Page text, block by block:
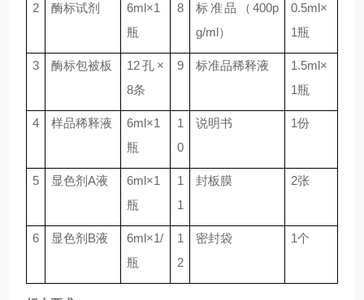
2 酶标试剂 6ml×1
瓶
8 标准品（ 400p
g/ml）
0.5ml×
1瓶
3 酶标包被板 12孔×
8条
9 标准品稀释液 1.5ml×
1瓶
4 样品稀释液 6ml×1
瓶
1
0
说明书 1份
5 显色剂A液 6ml×1
瓶
1
1
封板膜 2张
6 显色剂 B液 6ml×1/
瓶
1
2
密封袋 1个